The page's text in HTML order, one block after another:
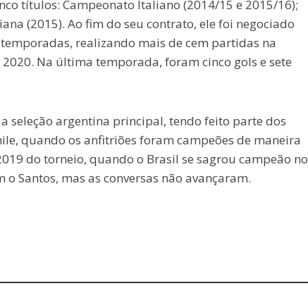
títulos: Campeonato Italiano (2014/15 e 2015/16);
(2015). Ao fim do seu contrato, ele foi negociado
realizando mais de cem partidas na
Na última temporada, foram cinco gols e sete
seleção argentina principal, tendo feito parte dos
quando os anfitriões foram campeões de maneira
do torneio, quando o Brasil se sagrou campeão no
Santos, mas as conversas não avançaram.